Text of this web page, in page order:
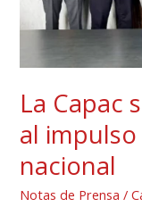
La Capac
al
nacional
Notas de Prensa /
deporte
nacional